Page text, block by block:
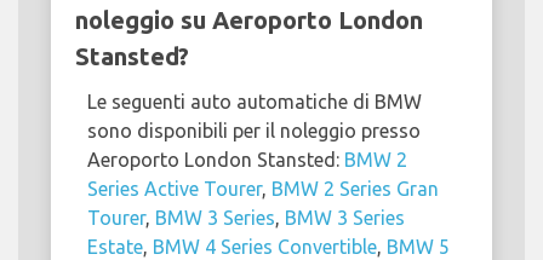
noleggio su Aeroporto London
Stansted?
Le seguenti auto automatiche di BMW
sono disponibili per il noleggio presso
Aeroporto London Stansted: BMW 2
Series Active Tourer, BMW 2 Series Gran
Tourer, BMW 3 Series, BMW 3 Series
Estate, BMW 4 Series Convertible, BMW 5